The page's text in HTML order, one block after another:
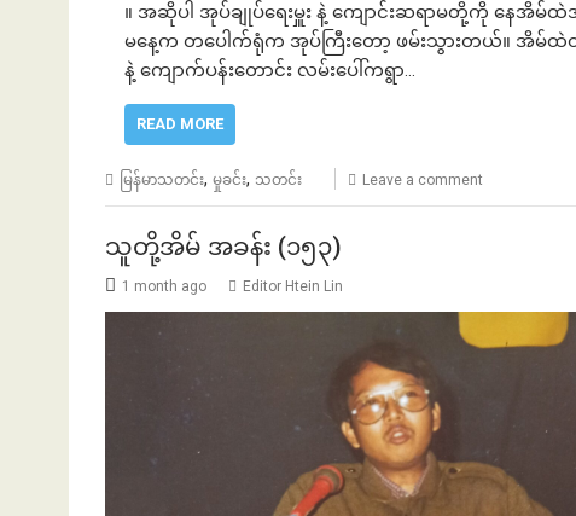
။ အဆိုပါ အုပ်ချုပ်ရေးမှူး နဲ့ ကျောင်းဆရာမတို့ကို နေအိမ်
မနေ့က တပေါက်ရုံက အုပ်ကြီးတော့ ဖမ်းသွားတယ်။ အိမ်ထဲ
နဲ့ ကျောက်ပန်းတောင်း လမ်းပေါ်ကရွာ…
READ MORE
မြန်မာသတင်း, မှုခင်း, သတင်း Leave a comment
သူတို့အိမ် အခန်း (၁၅၃)
1 month ago Editor Htein Lin